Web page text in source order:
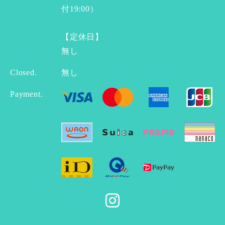
付19:00）
【定休日】
無し
Closed. 無し
Payment.